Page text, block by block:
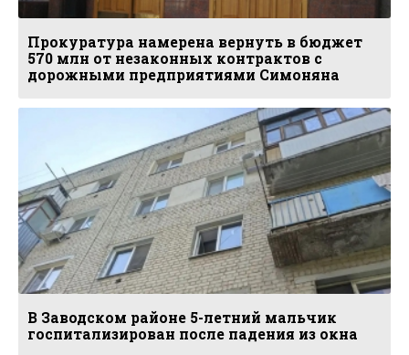
Прокуратура намерена вернуть в бюджет
570 млн от незаконных контрактов с
дорожными предприятиями Симоняна
В Заводском районе 5-летний мальчик
госпитализирован после падения из окна